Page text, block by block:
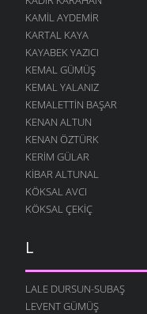
KAMIL AYDEMIR
KARTAL KAYA
KAYABEK YAZICI
KEMAL GÜMÜŞ
KEMAL YALANIZ
KEMALETTIN BAŞAR
KENAN ALTUN
KENAN ÖZTÜRK
KERIM GÜLAR
KIBAR ALTUNAL
KÖKSAL AVCI
KÖKSAL ÇEKIÇ
L
LALE DURSUN-SUBAŞ
LEVENT GÜMÜŞ